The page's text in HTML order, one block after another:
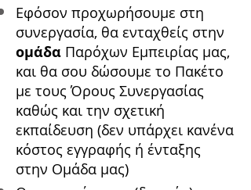
Εφόσον προχωρήσουμε στη
συνεργασία, θα ενταχθείς στην
ομάδα Παρόχων Εμπειρίας μας,
και θα σου δώσουμε το Πακέτο
με τους Όρους Συνεργασίας
καθώς και την σχετική
εκπαίδευση (δεν υπάρχει κανένα
κόστος εγγραφής ή ένταξης
στην Ομάδα μας)